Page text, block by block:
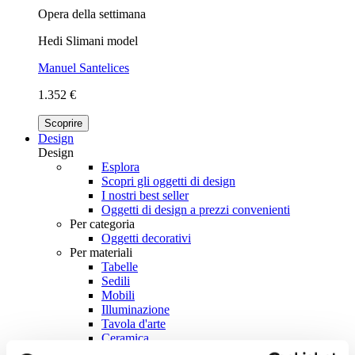
Opera della settimana
Hedi Slimani model
Manuel Santelices
1.352 €
Scoprire
Design
Design
Esplora
Scopri gli oggetti di design
I nostri best seller
Oggetti di design a prezzi convenienti
Per categoria
Oggetti decorativi
Per materiali
Tabelle
Sedili
Mobili
Illuminazione
Tavola d'arte
Ceramica